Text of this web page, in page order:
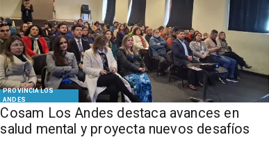
PROVINCIA LOS
ANDES
Cosam Los Andes destaca avances en
salud mental y proyecta nuevos desafíos